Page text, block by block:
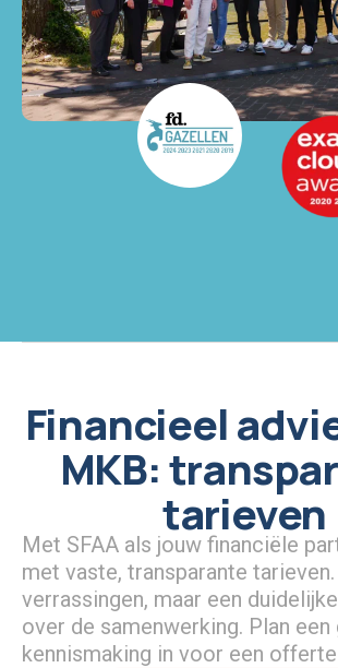
Financieel
MKB:
tarieven
Met SFAA als jouw financiële
met vaste, transparante tarieven.
verrassingen, maar een
over de samenwerking. Plan een
kennismaking in voor een